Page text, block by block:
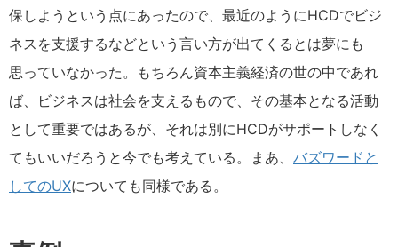
保しようという点にあったので、最近のようにHCDでビジ
ネスを支援するなどという言い方が出てくるとは夢にも
思っていなかった。もちろん資本主義経済の世の中であれ
ば、ビジネスは社会を支えるもので、その基本となる活動
として重要ではあるが、それは別にHCDがサポートしなく
てもいいだろうと今でも考えている。まあ、 バズワードと
してのUXについても同様である。